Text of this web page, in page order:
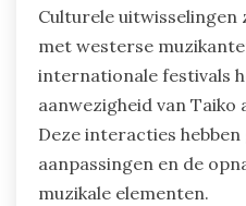
Culturele uitwisselingen
met westerse
internationale festivals
aanwezigheid van Taiko
Deze interacties
aanpassingen en de
muzikale elementen.